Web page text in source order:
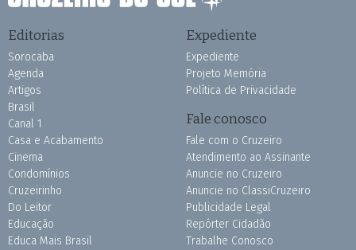
Editorias
Sorocaba
Agenda
Artigos
Brasil
Canal 1
Casa e Acabamento
Cinema
Condomínios
Cruzeirinho
Do Leitor
Educação
Educa Mais Brasil
Expediente
Expediente
Projeto Memória
Política de Privacidade
Fale conosco
Fale com o Cruzeiro
Atendimento ao Assinante
Anuncie no Cruzeiro
Anuncie no ClassiCruzeiro
Publicidade Legal
Repórter Cidadão
Trabalhe Conosco